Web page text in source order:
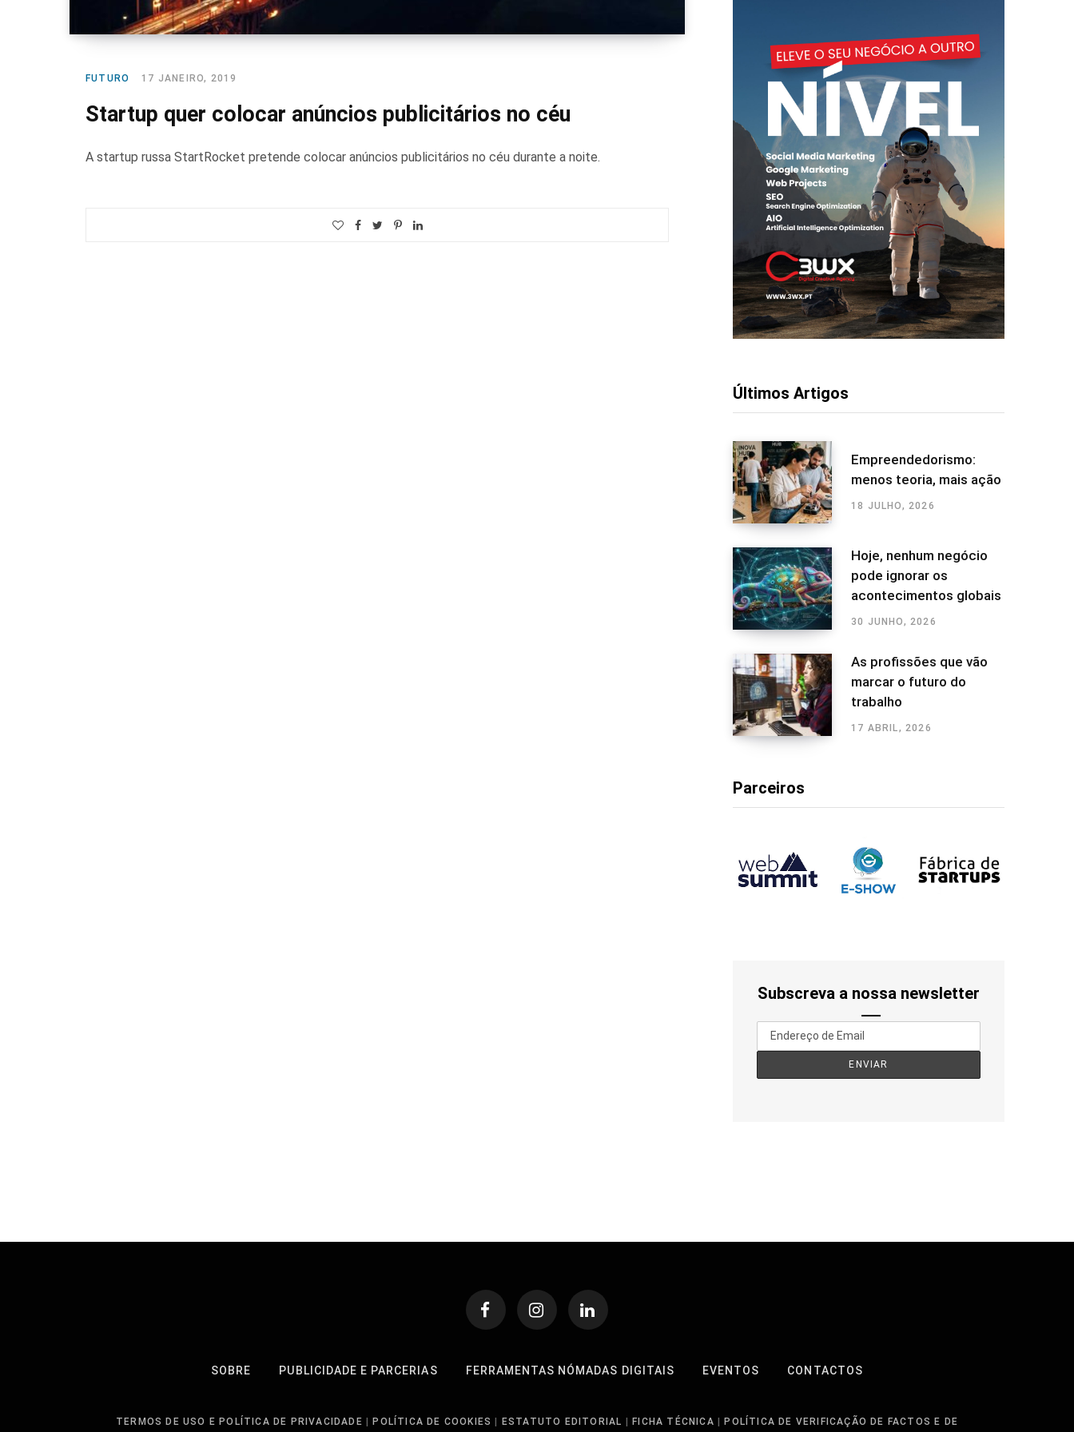
FUTURO 17 JANEIRO, 2019
Startup quer colocar anúncios publicitários no céu
A startup russa StartRocket pretende colocar anúncios publicitários no céu durante a noite.
Últimos Artigos
Empreendedorismo:
menos teoria, mais ação
18 JULHO, 2026
Hoje, nenhum negócio
pode ignorar os
acontecimentos globais
30 JUNHO, 2026
As profissões que vão
marcar o futuro do
trabalho
17 ABRIL, 2026
Parceiros
Subscreva a nossa newsletter
SOBRE PUBLICIDADE E PARCERIAS FERRAMENTAS NÓMADAS DIGITAIS EVENTOS CONTACTOS
TERMOS DE USO E POLÍTICA DE PRIVACIDADE POLÍTICA DE COOKIES ESTATUTO EDITORIAL FICHA TÉCNICA POLÍTICA DE VERIFICAÇÃO DE FACTOS E DE